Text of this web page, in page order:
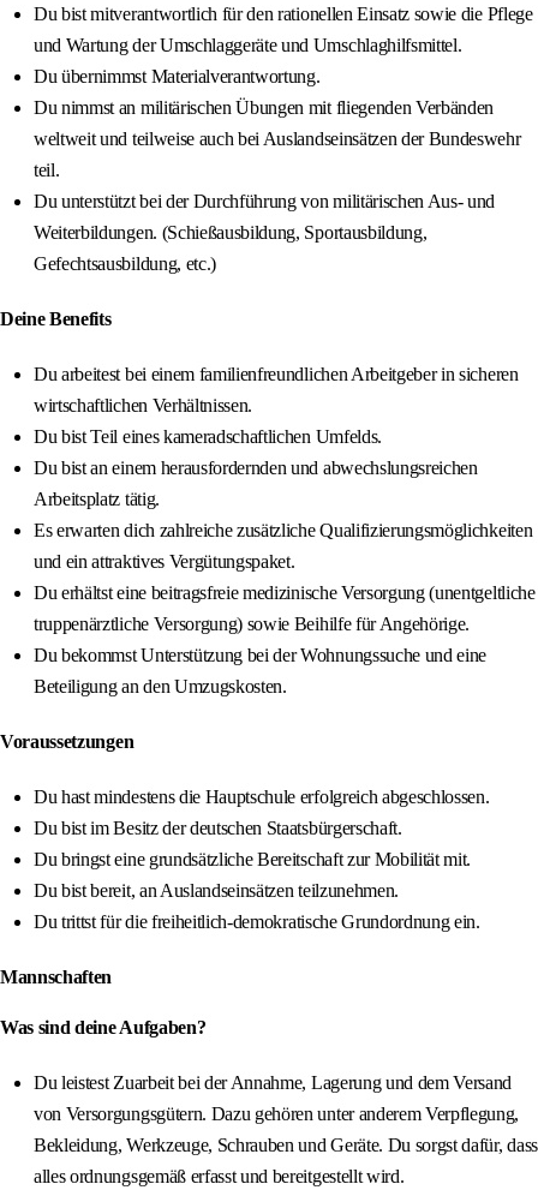
Du bist mitverantwortlich für den rationellen Einsatz sowie die Pflege
und Wartung der Umschlaggeräte und Umschlaghilfsmittel.
Du übernimmst Materialverantwortung.
Du nimmst an militärischen Übungen mit fliegenden Verbänden
weltweit und teilweise auch bei Auslandseinsätzen der Bundeswehr
teil.
Du unterstützt bei der Durchführung von militärischen Aus- und
Weiterbildungen. (Schießausbildung, Sportausbildung,
Gefechtsausbildung, etc.)
Deine Benefits
Du arbeitest bei einem familienfreundlichen Arbeitgeber in sicheren
wirtschaftlichen Verhältnissen.
Du bist Teil eines kameradschaftlichen Umfelds.
Du bist an einem herausfordernden und abwechslungsreichen
Arbeitsplatz tätig.
Es erwarten dich zahlreiche zusätzliche Qualifizierungsmöglichkeiten
und ein attraktives Vergütungspaket.
Du erhältst eine beitragsfreie medizinische Versorgung (unentgeltliche
truppenärztliche Versorgung) sowie Beihilfe für Angehörige.
Du bekommst Unterstützung bei der Wohnungssuche und eine
Beteiligung an den Umzugskosten.
Voraussetzungen
Du hast mindestens die Hauptschule erfolgreich abgeschlossen.
Du bist im Besitz der deutschen Staatsbürgerschaft.
Du bringst eine grundsätzliche Bereitschaft zur Mobilität mit.
Du bist bereit, an Auslandseinsätzen teilzunehmen.
Du trittst für die freiheitlich-demokratische Grundordnung ein.
Mannschaften
Was sind deine Aufgaben?
Du leistest Zuarbeit bei der Annahme, Lagerung und dem Versand
von Versorgungsgütern. Dazu gehören unter anderem Verpflegung,
Bekleidung, Werkzeuge, Schrauben und Geräte. Du sorgst dafür, dass
alles ordnungsgemäß erfasst und bereitgestellt wird.